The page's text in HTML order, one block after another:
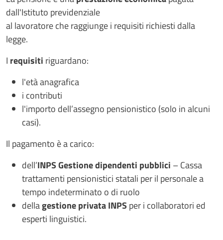
dall'Istituto previdenziale
al lavoratore che raggiunge i requisiti richiesti dalla
legge.
I requisiti riguardano:
l'età anagrafica
i contributi
l'importo dell’assegno pensionistico (solo in alcuni
casi).
Il pagamento è a carico:
dell’INPS Gestione dipendenti pubblici – Cassa
trattamenti pensionistici statali per il personale a
tempo indeterminato o di ruolo
dellagestione privata INPS per i collaboratori ed
esperti linguistici.